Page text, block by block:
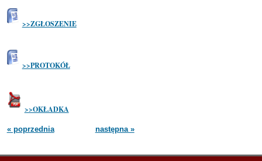
>>ZGŁOSZENIE
>>PROTOKÓŁ
>>OKŁADKA
« poprzednia następna »